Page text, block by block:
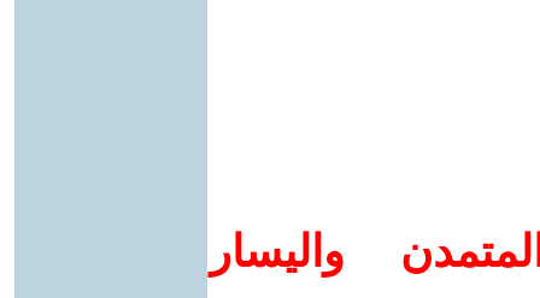
واليسار